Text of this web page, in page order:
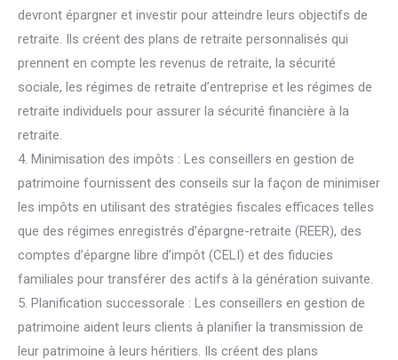
devront épargner et investir pour atteindre leurs objectifs de
retraite. Ils créent des plans de retraite personnalisés qui
prennent en compte les revenus de retraite, la sécurité
sociale, les régimes de retraite d’entreprise et les régimes de
retraite individuels pour assurer la sécurité financière à la
retraite.
4. Minimisation des impôts : Les conseillers en gestion de
patrimoine fournissent des conseils sur la façon de minimiser
les impôts en utilisant des stratégies fiscales efficaces telles
que des régimes enregistrés d’épargne-retraite (REER), des
comptes d’épargne libre d’impôt (CELI) et des fiducies
familiales pour transférer des actifs à la génération suivante.
5. Planification successorale : Les conseillers en gestion de
patrimoine aident leurs clients à planifier la transmission de
leur patrimoine à leurs héritiers. Ils créent des plans